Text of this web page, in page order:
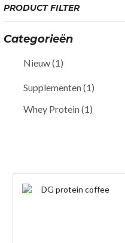
PRODUCT FILTER
Categorieën
Nieuw(1)
Supplementen(1)
Whey Protein(1)